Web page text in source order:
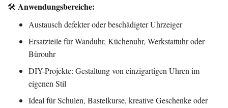
🛠️ Anwendungsbereiche:
Austausch defekter oder beschädigter Uhrzeiger
Ersatzteile für Wanduhr, Küchenuhr, Werkstattuhr oder
Bürouhr
DIY-Projekte: Gestaltung von einzigartigen Uhren im
eigenen Stil
Ideal für Schulen, Bastelkurse, kreative Geschenke oder